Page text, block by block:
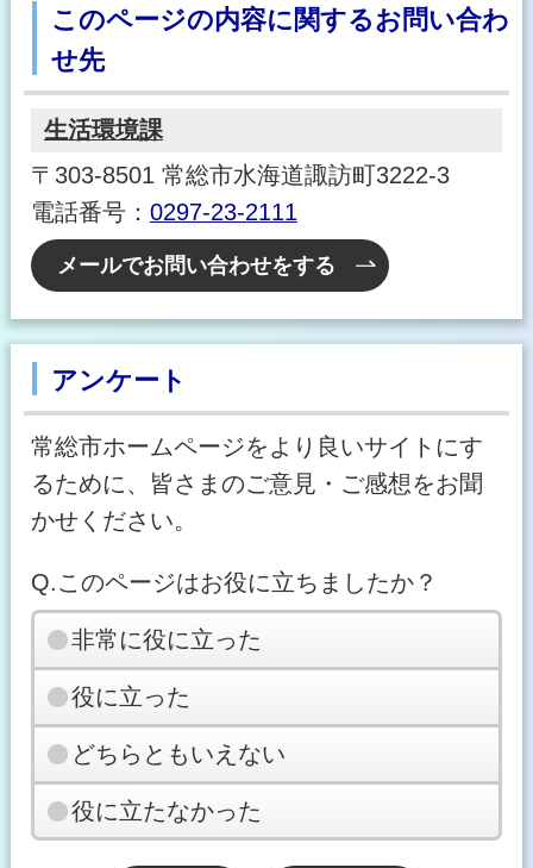
このページの内容に関するお問い合わ
せ先
生活環境課
〒303-8501 常総市水海道諏訪町3222-3
電話番号： 0297-23-2111
メールでお問い合わせをする
アンケート
常総市ホームページをより良いサイトにす
るために、皆さまのご意見・ご感想をお聞
かせください。
Q.このページはお役に立ちましたか？
非常に役に立った
役に立った
どちらともいえない
役に立たなかった